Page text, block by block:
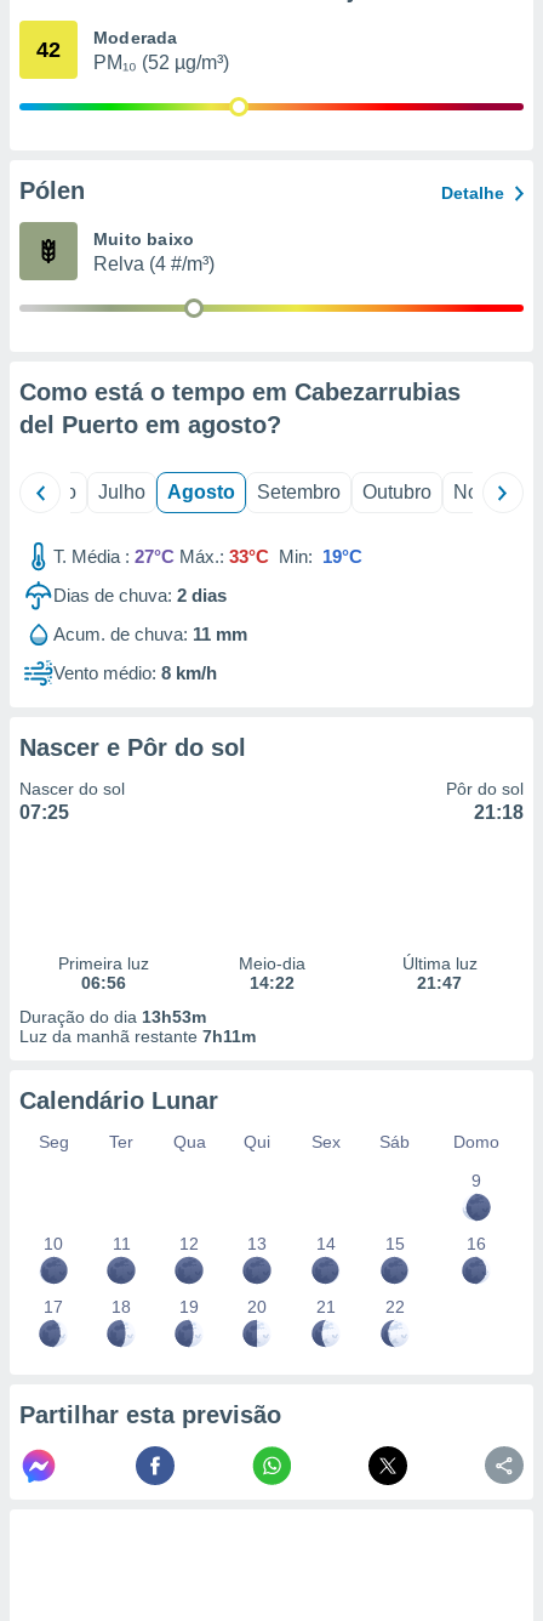
através
de
42 Moderada
PM₁₀ (52 µg/m³)
Pólen Detalhe
Muito baixo
Relva (4 #/m³)
Como está o tempo em Cabezarrubias
del Puerto em agosto?
Junho Julho Agosto Setembro Outubro Novembro
T. Média : 27°C Máx.: 33°C Min: 19°C
Dias de chuva: 2 dias
Acum. de chuva: 11 mm
Vento médio: 8 km/h
Nascer e Pôr do sol
Nascer do sol
07:25
Pôr do sol
21:18
Primeira luz
06:56
Meio-dia
14:22
Última luz
21:47
Duração do dia 13h53m
Luz da manhã restante 7h11m
Calendário Lunar
Seg Ter Qua Qui Sex Sáb
Domo
9
10 11 12 13 14 15 16
17 18 19 20 21 22
Partilhar esta previsão